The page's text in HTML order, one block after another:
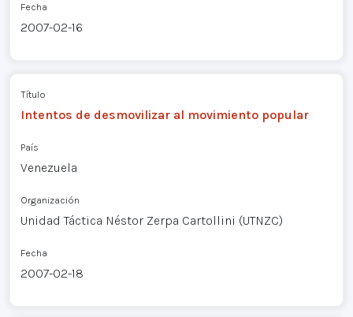
Fecha
2007-02-16
Título
Intentos de desmovilizar al movimiento popular
País
Venezuela
Organización
Unidad Táctica Néstor Zerpa Cartollini (UTNZC)
Fecha
2007-02-18